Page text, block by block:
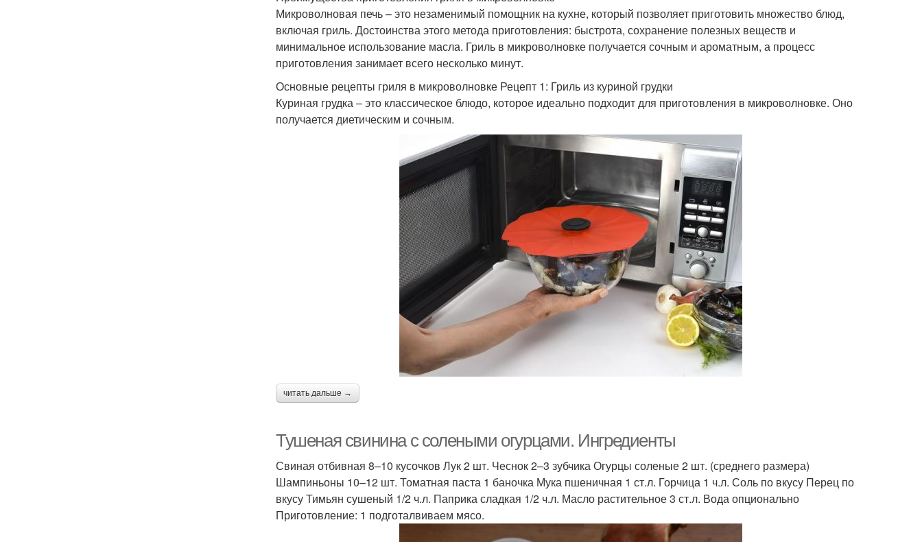
Микроволновая печь – это незаменимый помощник на кухне, который позволяет приготовить множество блюд,
включая гриль. Достоинства этого метода приготовления: быстрота, сохранение полезных веществ и
минимальное использование масла. Гриль в микроволновке получается сочным и ароматным, а процесс
приготовления занимает всего несколько минут.
Основные рецепты гриля в микроволновке Рецепт 1: Гриль из куриной грудки
Куриная грудка – это классическое блюдо, которое идеально подходит для приготовления в микроволновке. Оно
получается диетическим и сочным.
читать дальше →
Тушеная свинина с солеными огурцами. Ингредиенты
Свиная отбивная 8–10 кусочков Лук 2 шт. Чеснок 2–3 зубчика Огурцы соленые 2 шт. (среднего размера)
Шампиньоны 10–12 шт. Томатная паста 1 баночка Мука пшеничная 1 ст.л. Горчица 1 ч.л. Соль по вкусу Перец по
вкусу Тимьян сушеный 1/2 ч.л. Паприка сладкая 1/2 ч.л. Масло растительное 3 ст.л. Вода опционально
Приготовление: 1 подготалвиваем мясо.